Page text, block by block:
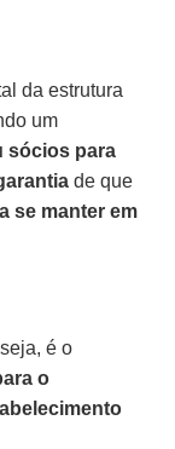
da estrutura
um
sócios para
de que
se manter em
é o
o